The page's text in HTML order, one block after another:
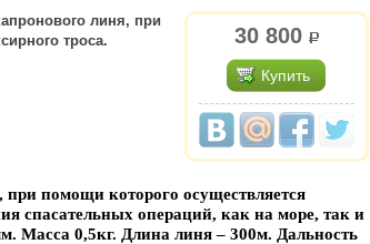
30 800 р.
Купить
линя, при
троса.
помощи которого осуществляется
спасательных операций, как на море, так и
Масса 0,5кг. Длина линя – 300м. Дальность